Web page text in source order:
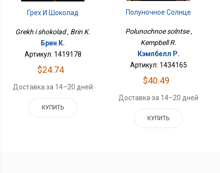
Грех И Шоколад
Grekh i shokolad , Brin K.
Брин К.
Артикул: 1419178
$24.74
Доставка за 14–20 дней
КУПИТЬ
Полуночное Солнце
Polunochnoe solntse ,
Kempbell R.
Кэмпбелл Р.
Артикул: 1434165
$40.49
Доставка за 14–20 дней
КУПИТЬ